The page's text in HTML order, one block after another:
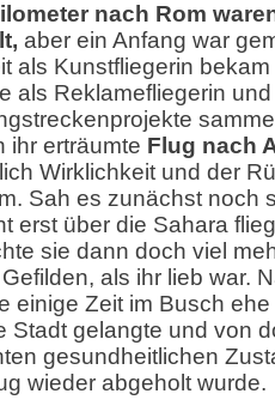
nach Rom
aber ein Anfang war
als Kunstfliegerin
als Reklamefliegerin
ihr erträumte Flug nach
Wirklichkeit und der
Sah es zunächst noch
erst über die Sahara
sie dann doch viel
als ihr lieb war.
einige Zeit im Busch
Stadt gelangte und von
gesundheitlichen
wieder abgeholt wurde.